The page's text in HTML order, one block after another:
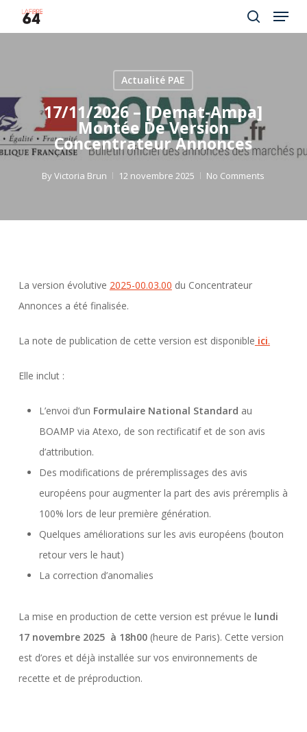
to
search
Menu
Actualité PAE
17/11/2026 – [Demat-Ampa]
Montée De Version
Concentrateur Annonces
ByVictoria Brun 12 novembre 2025 No Comments
La version évolutive 2025-00.03.00 du Concentrateur
Annonces a été finalisée.
La note de publication de cette version est disponible ici.
Elle inclut :
L’envoi d’un Formulaire National Standard au
BOAMP via Atexo, de son rectificatif et de son avis
d’attribution.
Des modifications de préremplissages des avis
européens pour augmenter la part des avis préremplis à
100% lors de leur première génération.
Quelques améliorations sur les avis européens (bouton
retour vers le haut)
La correction d’anomalies
La mise en production de cette version est prévue le lundi
17 novembre 2025 à 18h00 (heure de Paris). Cette version
est d’ores et déjà installée sur vos environnements de
recette et de préproduction.